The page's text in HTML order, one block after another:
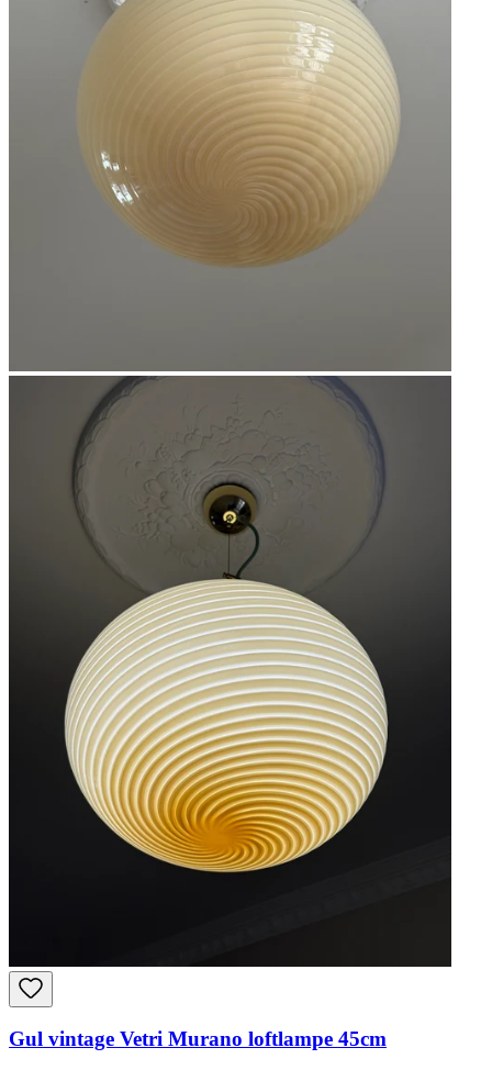
Gul vintage Vetri Murano loftlampe 45cm